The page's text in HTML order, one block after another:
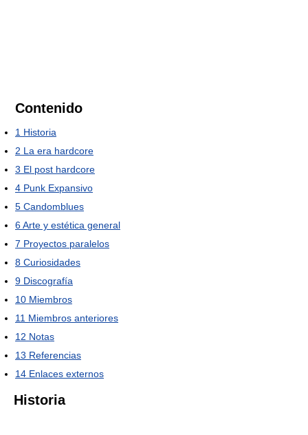
Contenido
1 Historia
2 La era hardcore
3 El post hardcore
4 Punk Expansivo
5 Candomblues
6Arte y estética general
7 Proyectos paralelos
8 Curiosidades
9 Discografía
10 Miembros
11 Miembros anteriores
12 Notas
13 Referencias
14 Enlaces externos
Historia